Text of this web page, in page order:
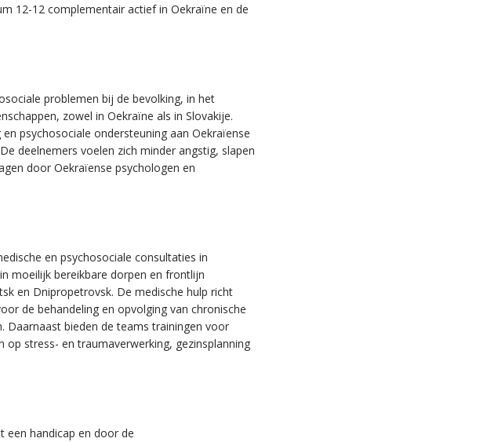
12-12 complementair actief in Oekraïne en de
problemen bij de bevolking, in het
zowel in Oekraïne als in Slovakije.
psychosociale ondersteuning aan Oekraïense
deelnemers voelen zich minder angstig, slapen
door Oekraïense psychologen en
en psychosociale consultaties in
moeilijk bereikbare dorpen en frontlijn
en Dnipropetrovsk. De medische hulp richt
de behandeling en opvolging van chronische
Daarnaast bieden de teams trainingen voor
op stress- en traumaverwerking, gezinsplanning
een handicap en door de